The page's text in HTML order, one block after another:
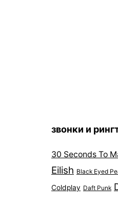
звонки и
30 Seconds To
Eilish Black Eyed
Coldplay Daft Punk